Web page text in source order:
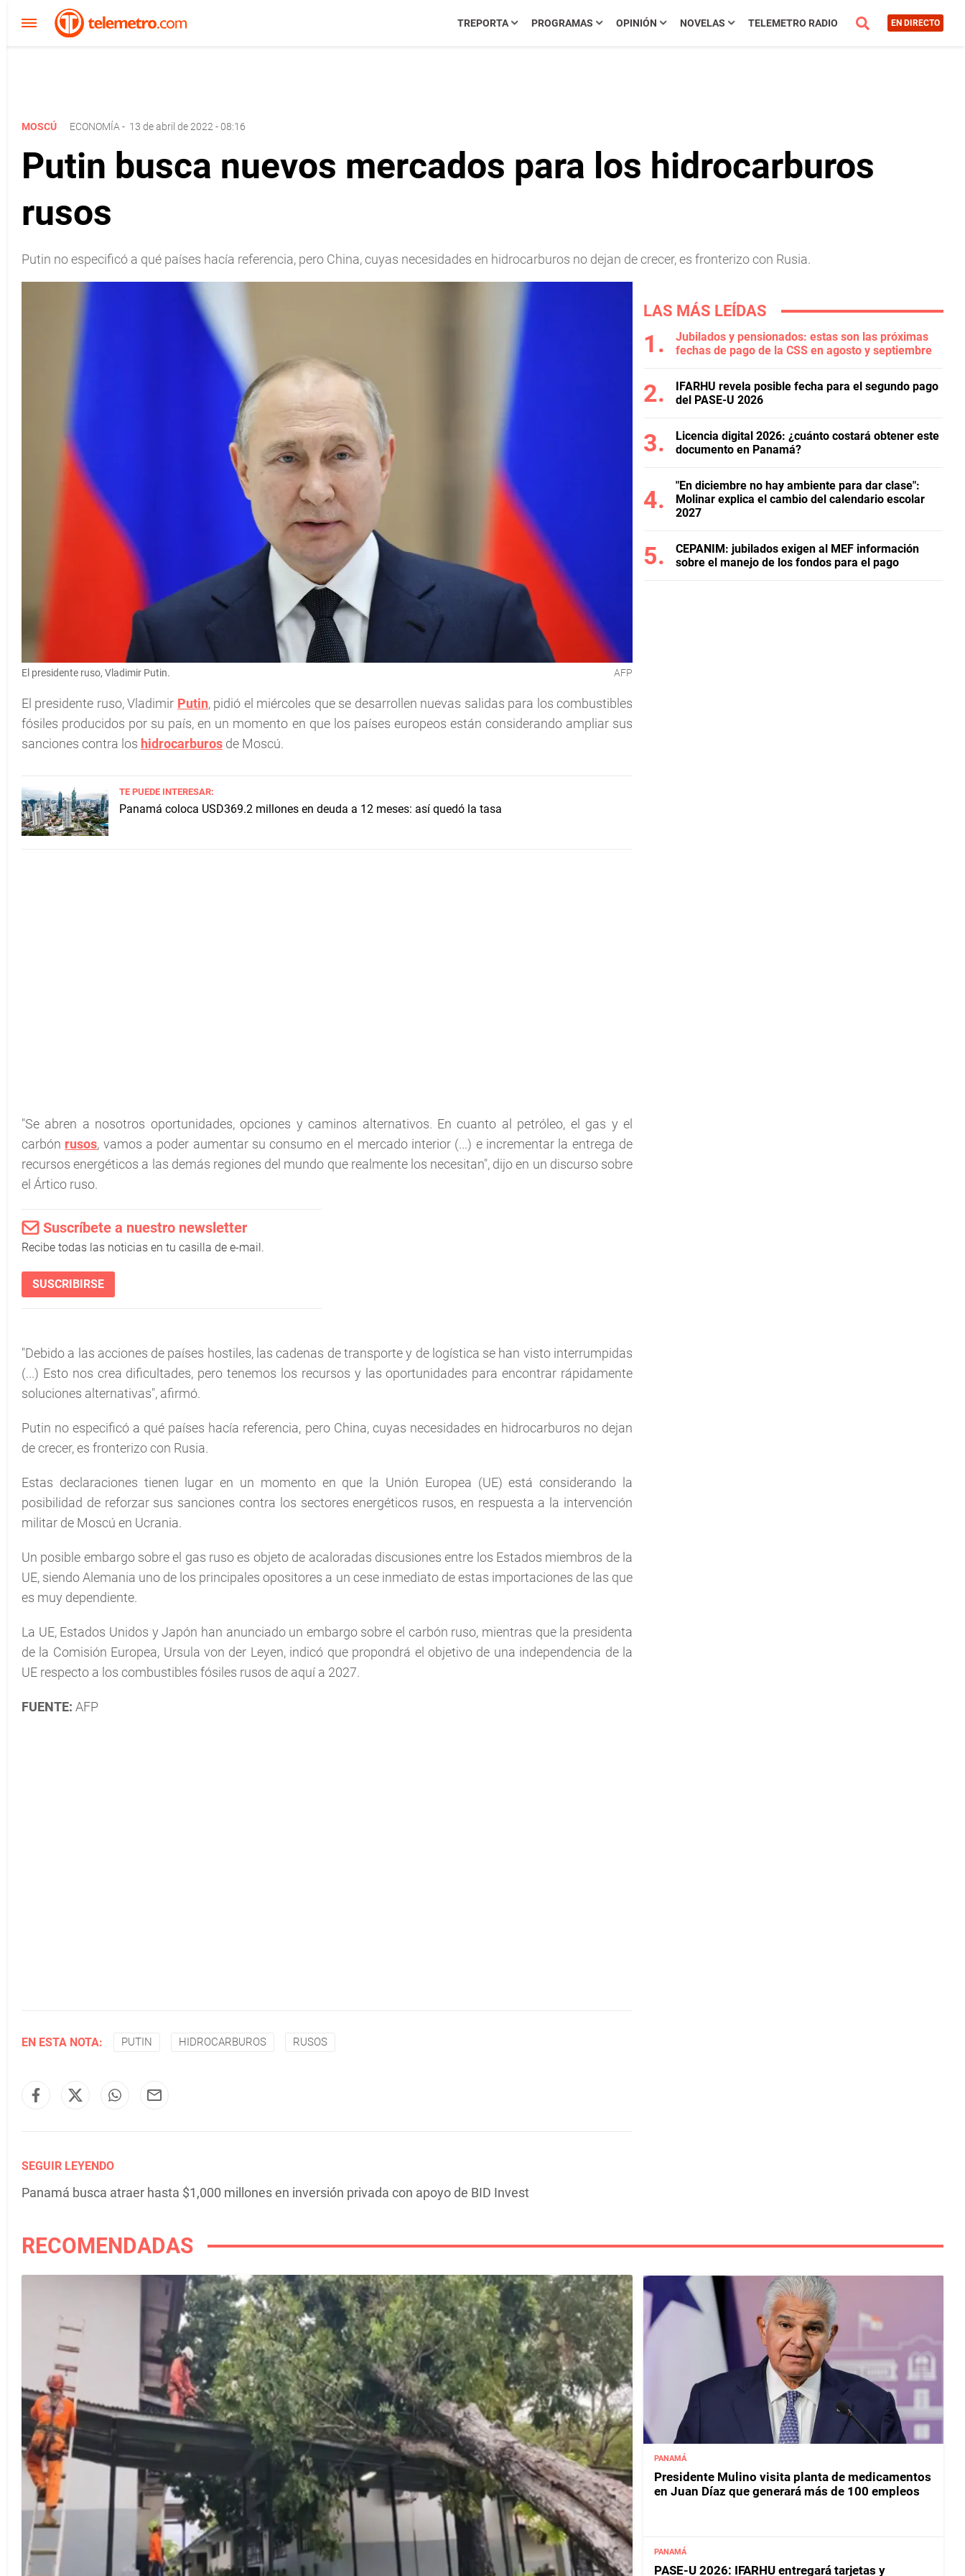
TREPORTA PROGRAMAS OPINIÓN NOVELAS TELEMETRO RADIO EN DIRECTO
MOSCÚ ECONOMÍA - 13 de abril de 2022 - 08:16
Putin busca nuevos mercados para los hidrocarburos
rusos
Putin no especificó a qué países hacía referencia, pero China, cuyas necesidades en hidrocarburos no dejan de crecer, es fronterizo con Rusia.
El presidente ruso, Vladimir Putin . AFP
El presidente ruso, Vladimir Putin, pidió el miércoles que se desarrollen nuevas salidas para los combustibles
fósiles producidos por su país, en un momento en que los países europeos están considerando ampliar sus
sanciones contra los hidrocarburos de Moscú.
TE PUEDE INTERESAR:
Panamá coloca USD369.2 millones en deuda a 12 meses: así quedó la tasa
"Se abren a nosotros oportunidades, opciones y caminos alternativos. En cuanto al petróleo, el gas y el
carbón rusos, vamos a poder aumentar su consumo en el mercado interior (...) e incrementar la entrega de
recursos energéticos a las demás regiones del mundo que realmente los necesitan", dijo en un discurso sobre
el Ártico ruso.
Suscríbete a nuestro newsletter
Recibe todas las noticias en tu casilla de e-mail.
SUSCRIBIRSE
"Debido a las acciones de países hostiles, las cadenas de transporte y de logística se han visto interrumpidas
(...) Esto nos crea dificultades, pero tenemos los recursos y las oportunidades para encontrar rápidamente
soluciones alternativas", afirmó.
Putin no especificó a qué países hacía referencia, pero China, cuyas necesidades en hidrocarburos no dejan
de crecer, es fronterizo con Rusia.
Estas declaraciones tienen lugar en un momento en que la Unión Europea (UE) está considerando la
posibilidad de reforzar sus sanciones contra los sectores energéticos rusos, en respuesta a la intervención
militar de Moscú en Ucrania.
Un posible embargo sobre el gas ruso es objeto de acaloradas discusiones entre los Estados miembros de la
UE, siendo Alemania uno de los principales opositores a un cese inmediato de estas importaciones de las que
es muy dependiente.
La UE, Estados Unidos y Japón han anunciado un embargo sobre el carbón ruso, mientras que la presidenta
de la Comisión Europea, Ursula von der Leyen, indicó que propondrá el objetivo de una independencia de la
UE respecto a los combustibles fósiles rusos de aquí a 2027.
FUENTE: AFP
EN ESTA NOTA: PUTIN HIDROCARBUROS RUSOS
SEGUIR LEYENDO
Panamá busca atraer hasta $1,000 millones en inversión privada con apoyo de BID Invest
LAS MÁS LEÍDAS
Jubilados y pensionados: estas son las próximas
fechas de pago de la CSS en agosto y septiembre
IFARHU revela posible fecha para el segundo pago
del PASE-U 2026
Licencia digital 2026: ¿cuánto costará obtener este
documento en Panamá?
"En diciembre no hay ambiente para dar clase":
Molinar explica el cambio del calendario escolar
2027
CEPANIM: jubilados exigen al MEF información
sobre el manejo de los fondos para el pago
RECOMENDADAS
PANAMÁ
Presidente Mulino visita planta de medicamentos
en Juan Díaz que generará más de 100 empleos
PANAMÁ
PASE-U 2026: IFARHU entregará tarjetas y